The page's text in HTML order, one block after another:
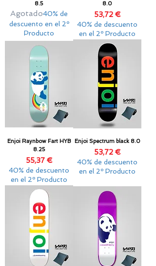
8.5
Agotado40% de
descuento en el 2º
Producto
8.0
Precio
53,72 €
40% de descuento
en el 2º Producto
Enjoi Raynbow Fart HYB
8.25
Precio
55,37 €
40% de descuento
en el 2º Producto
Enjoi Spectrum black 8.0
Precio
53,72 €
40% de descuento
en el 2º Producto